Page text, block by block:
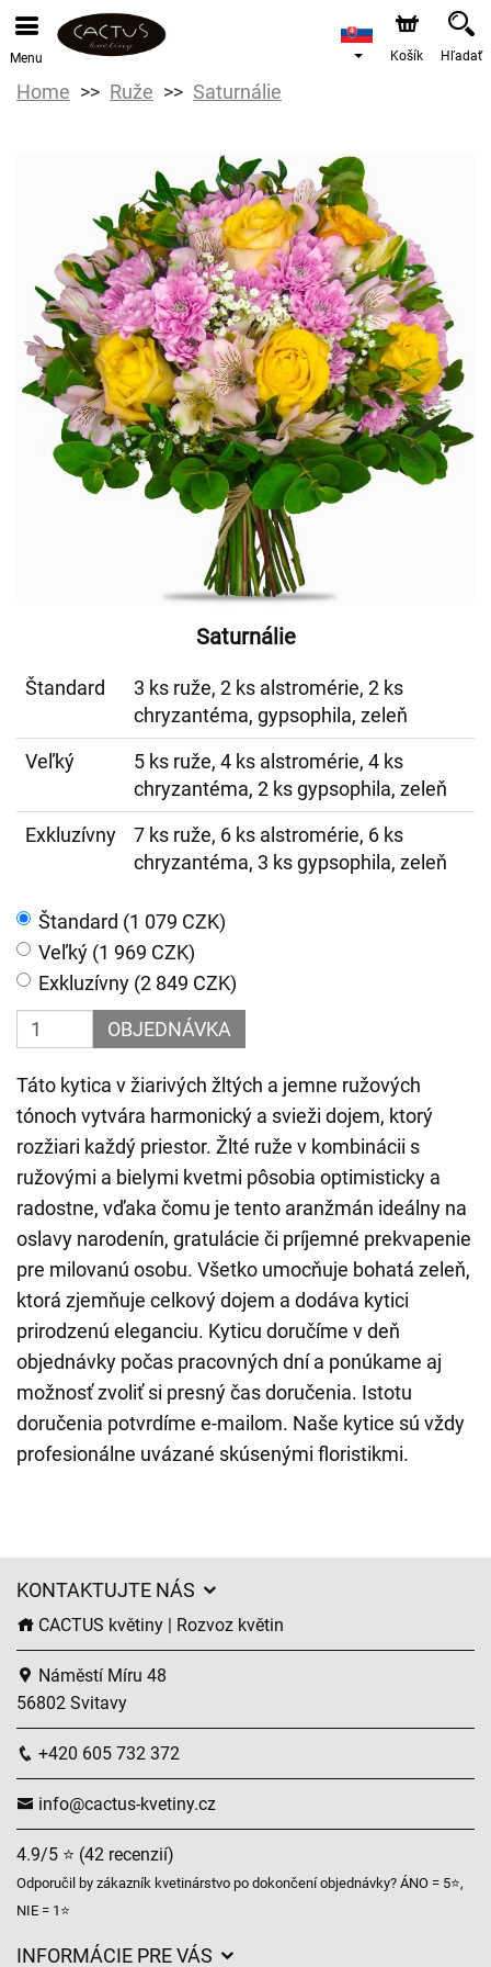
Menu Košík Hľadať
Home Ruže Saturnálie
Saturnálie
Štandard
3 ks ruže, 2 ks alstromérie, 2 ks
chryzantéma, gypsophila, zeleň
Veľký
5 ks ruže, 4 ks alstromérie, 4 ks
chryzantéma, 2 ks gypsophila, zeleň
Exkluzívny
7 ks ruže, 6 ks alstromérie, 6 ks
chryzantéma, 3 ks gypsophila, zeleň
Štandard (1 079 CZK)
Veľký (1 969 CZK)
Exkluzívny (2 849 CZK)
OBJEDNÁVKA
Táto kytica v žiarivých žltých a jemne ružových
tónoch vytvára harmonický a svieži dojem, ktorý
rozžiari každý priestor. Žlté ruže v kombinácii s
ružovými a bielymi kvetmi pôsobia optimisticky a
radostne, vďaka čomu je tento aranžmán ideálny na
oslavy narodenín, gratulácie či príjemné prekvapenie
pre milovanú osobu. Všetko umocňuje bohatá zeleň,
ktorá zjemňuje celkový dojem a dodáva kytici
prirodzenú eleganciu. Kyticu doručíme v deň
objednávky počas pracovných dní a ponúkame aj
možnosť zvoliť si presný čas doručenia. Istotu
doručenia potvrdíme e-mailom. Naše kytice sú vždy
profesionálne uvázané skúsenými floristikmi.
KONTAKTUJTE NÁS
CACTUS květiny | Rozvoz květin
Náměstí Míru 48
56802 Svitavy
+420 605 732 372
info@cactus-kvetiny.cz
4.9/5 ⭐ (42 recenzií)
Odporučil by zákazník kvetinárstvo po dokončení objednávky? ÁNO = 5⭐,
NIE = 1⭐
INFORMÁCIE PRE VÁS